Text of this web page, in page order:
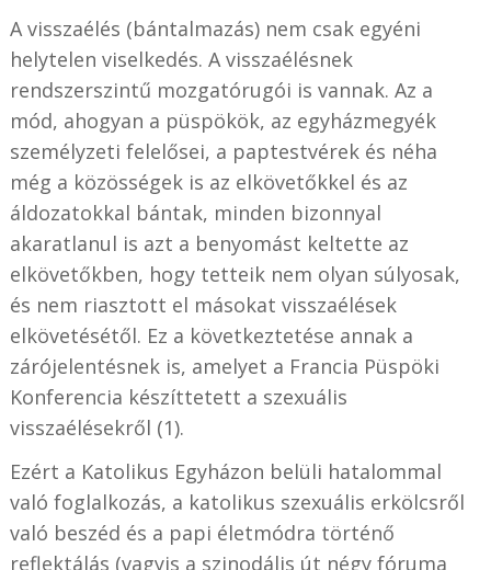
A visszaélés (bántalmazás) nem csak egyéni
helytelen viselkedés. A visszaélésnek
rendszerszintű mozgatórugói is vannak. Az a
mód, ahogyan a püspökök, az egyházmegyék
személyzeti felelősei, a paptestvérek és néha
még a közösségek is az elkövetőkkel és az
áldozatokkal bántak, minden bizonnyal
akaratlanul is azt a benyomást keltette az
elkövetőkben, hogy tetteik nem olyan súlyosak,
és nem riasztott el másokat visszaélések
elkövetésétől. Ez a következtetése annak a
zárójelentésnek is, amelyet a Francia Püspöki
Konferencia készíttetett a szexuális
visszaélésekről (1).
Ezért a Katolikus Egyházon belüli hatalommal
való foglalkozás, a katolikus szexuális erkölcsről
való beszéd és a papi életmódra történő
reflektálás (vagyis a szinodális út négy fóruma